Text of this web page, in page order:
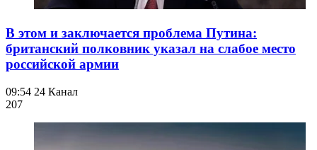
В этом и заключается проблема Путина:
британский полковник указал на слабое место
российской армии
09:54 24 Канал
207